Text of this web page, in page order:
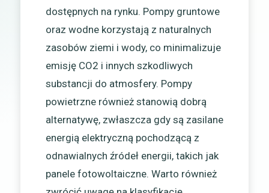
dostępnych na rynku. Pompy gruntowe
oraz wodne korzystają z naturalnych
zasobów ziemi i wody, co minimalizuje
emisję CO2 i innych szkodliwych
substancji do atmosfery. Pompy
powietrzne również stanowią dobrą
alternatywę, zwłaszcza gdy są zasilane
energią elektryczną pochodzącą z
odnawialnych źródeł energii, takich jak
panele fotowoltaiczne. Warto również